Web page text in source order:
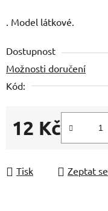
. Model látkové.
Dostupnost
Možnosti doručení
Kód:
12 Kč
Měrná cena:
Tisk Zeptat se